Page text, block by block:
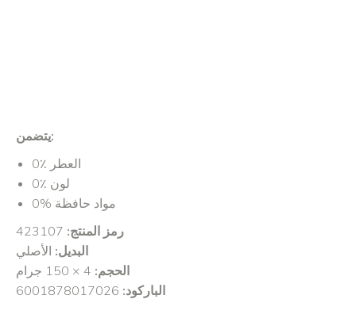
يتضمن:
0٪ العطر
0٪ لون
0% مواد حافظة
رمز المنتج:
البديل: الأصلي
الحجم:
الباركود: